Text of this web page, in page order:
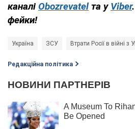
каналі Obozrevatel та у Viber
фейки!
Україна ЗСУ Втрати Росії в війні з
Редакційна політика